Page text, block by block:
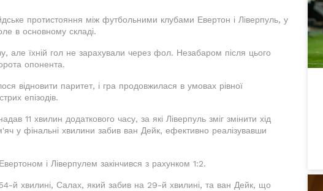
протистояння між футбольними клубами Евертон і Ліверпуль, у
в основному складі.
але їхній гол не зарахували через фол. Незабаром після цього
опонента.
відновити паритет, і гра продовжилася в умовах рівної
епізодів.
11 хвилин додаткового часу, за які Ліверпуль зміг змінити хід
у фінальні хвилини забив ван Дейк, ефективно реалізувавши
і Ліверпулем закінчився з рахунком 1:2.
й хвилині, Салах, який забив на 29-й хвилині, та ван Дейк, що